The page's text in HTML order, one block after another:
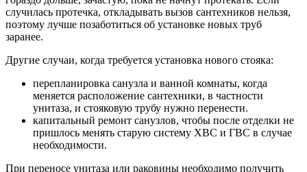
случилась протечка, откладывать вызов сантехников нельзя,
поэтому лучше позаботиться об установке новых труб
заранее.
Другие случаи, когда требуется установка нового стояка:
перепланировка санузла и ванной комнаты, когда
меняется расположение сантехники, в частности
унитаза, и стояковую трубу нужно перенести.
капитальный ремонт санузлов, чтобы после отделки не
пришлось менять старую систему ХВС и ГВС в случае
необходимости.
При переносе унитаза или раковины необходимо получить